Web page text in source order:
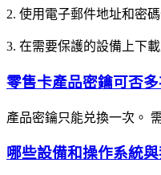
2. 使用電子郵件地址和密碼
3. 在需要保護的設備上下載
零售卡產品密鑰可否多
產品密鑰只能兑換一次。
哪些設備和操作系統